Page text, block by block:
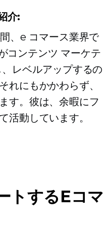
介:
、e コマース業界で
コンテンツ マーケテ
レベルアップするの
れにもかかわらず、
す。彼は、余暇にフ
活動しています。
トするEコマ